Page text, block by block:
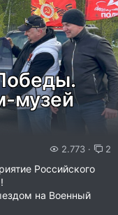
музей
2.773 2
Российского
на Военный